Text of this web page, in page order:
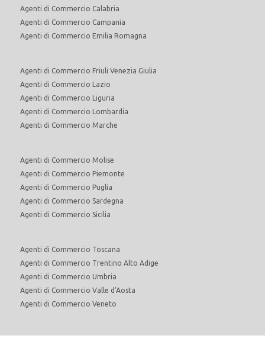
Agenti di Commercio Calabria
Agenti di Commercio Campania
Agenti di Commercio Emilia Romagna
Agenti di Commercio Friuli Venezia Giulia
Agenti di Commercio Lazio
Agenti di Commercio Liguria
Agenti di Commercio Lombardia
Agenti di Commercio Marche
Agenti di Commercio Molise
Agenti di Commercio Piemonte
Agenti di Commercio Puglia
Agenti di Commercio Sardegna
Agenti di Commercio Sicilia
Agenti di Commercio Toscana
Agenti di Commercio Trentino Alto Adige
Agenti di Commercio Umbria
Agenti di Commercio Valle d'Aosta
Agenti di Commercio Veneto